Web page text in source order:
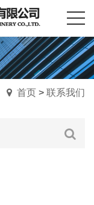
首页 > 联系我们